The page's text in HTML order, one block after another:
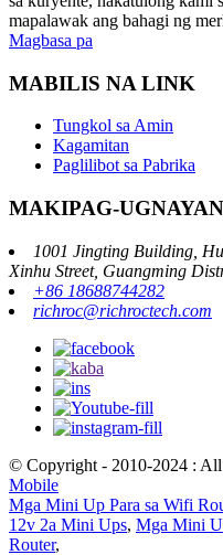
mapalawak ang bahagi ng
Magbasa pa
MABILIS NA LINK
Tungkol sa Amin
Kagamitan
Paglilibot sa Pabrika
MAKIPAG-UGNAYAN
1001 Jingting Building,
Xinhu Street, Guangming
+86 18688744282
richroc@richroctech.com
© Copyright - 2010-2024 : All
Mobile
Mga Mini Up Para sa Wifi
12v 2a Mini Ups, Mga Mini
Router,